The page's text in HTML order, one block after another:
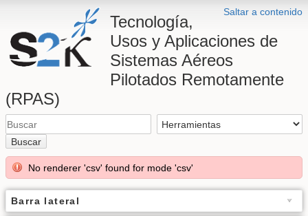
Saltar a contenido
Tecnología,
Usos y Aplicaciones de
Sistemas Aéreos
Pilotados Remotamente
(RPAS)
Buscar
No renderer 'csv' found for mode 'csv'
Barra lateral